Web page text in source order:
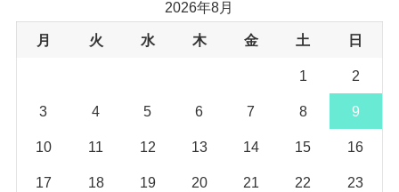
2026年8月
月 火 水 木 金 土 日
1 2
3 4 5 6 7 8 9
10 11 12 13 14 15 16
17 18 19 20 21 22 23